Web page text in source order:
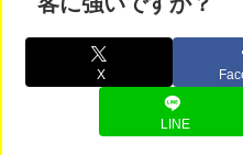
X
LINE